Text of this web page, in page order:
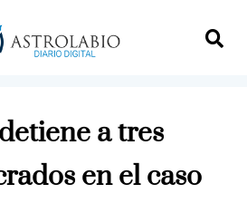
a tres
en el caso